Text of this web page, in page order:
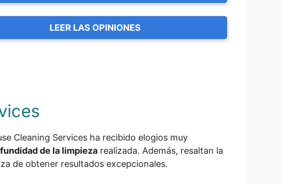
LEER LAS OPINIONES
Cleaning Services ha recibido elogios muy
de la limpieza realizada. Además, resaltan la
de obtener resultados excepcionales.